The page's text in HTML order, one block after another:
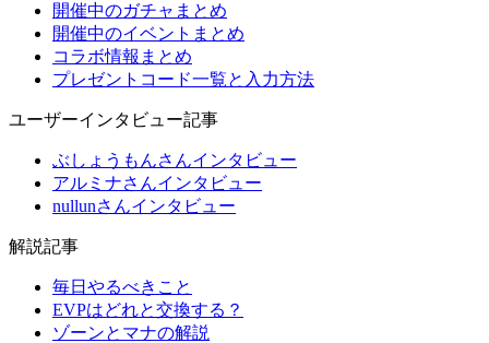
開催中のガチャまとめ
開催中のイベントまとめ
コラボ情報まとめ
プレゼントコード一覧と入力方法
ユーザーインタビュー記事
ぶしょうもんさんインタビュー
アルミナさんインタビュー
nullunさんインタビュー
解説記事
毎日やるべきこと
EVPはどれと交換する？
ゾーンとマナの解説